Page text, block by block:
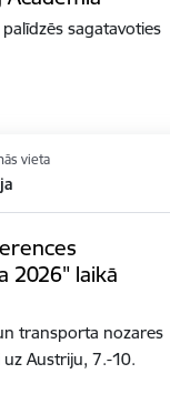
sagatavoties
vieta
2026" laikā
transporta nozares
Austriju, 7.-10.